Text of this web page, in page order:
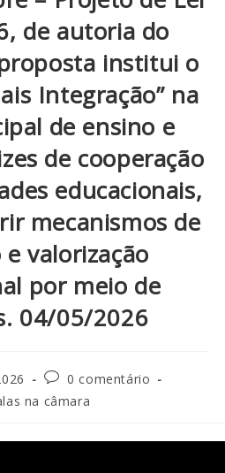
de autoria do
institui o
Integração” na
de ensino e
de cooperação
educacionais,
mecanismos de
valorização
por meio de
04/05/2026
0 comentário
na câmara